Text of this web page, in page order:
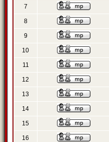
7
8
9
10
11
12
13
14
15
16